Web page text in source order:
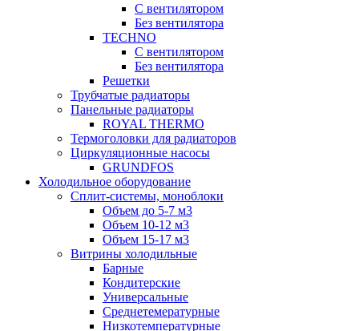
С вентилятором
Без вентилятора
TECHNO
С вентилятором
Без вентилятора
Решетки
Трубчатые радиаторы
Панельные радиаторы
ROYAL THERMO
Термоголовки для радиаторов
Циркуляционные насосы
GRUNDFOS
Холодильное оборудование
Сплит-системы, моноблоки
Объем до 5-7 м3
Объем 10-12 м3
Объем 15-17 м3
Витрины холодильные
Барные
Кондитерские
Универсальные
Среднетемературные
Низкотемпературные